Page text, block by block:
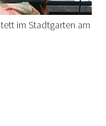
im Stadtgarten am